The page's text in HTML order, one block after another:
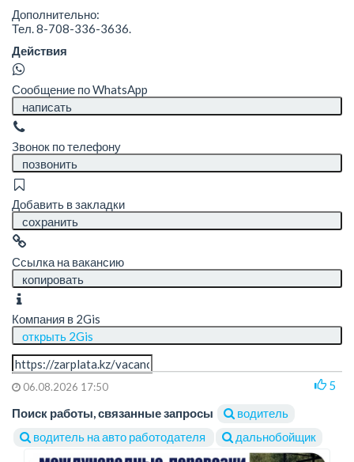
Дополнительно:
Тел. 8-708-336-3636.
Действия
Сообщение по WhatsApp
написать
Звонок по телефону
позвонить
Добавить в закладки
сохранить
Ссылка на вакансию
копировать
Компания в 2Gis
открыть 2Gis
06.08.2026 17:50
5
Поиск работы, связанные запросы
водитель
водитель на авто работодателя
дальнобойщик